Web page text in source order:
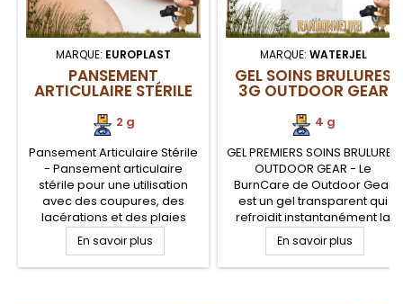
MARQUE: EUROPLAST
PANSEMENT
ARTICULAIRE STÉRILE
2 g
Pansement Articulaire Stérile
- Pansement articulaire
stérile pour une utilisation
avec des coupures, des
lacérations et des plaies
avec perte de peau.
Composé d'un tampon
absorbant peu adhérent
En savoir plus
MARQUE: WATERJEL
GEL SOINS BRULURES
3G OUTDOOR GEAR
4 g
GEL PREMIERS SOINS BRULURES
OUTDOOR GEAR - Le
BurnCare de Outdoor Gear
est un gel transparent qui
refroidit instantanément la
peau brûlée en cas de
brûlure grave, atténue la
douleur, désinfecte en
En savoir plus